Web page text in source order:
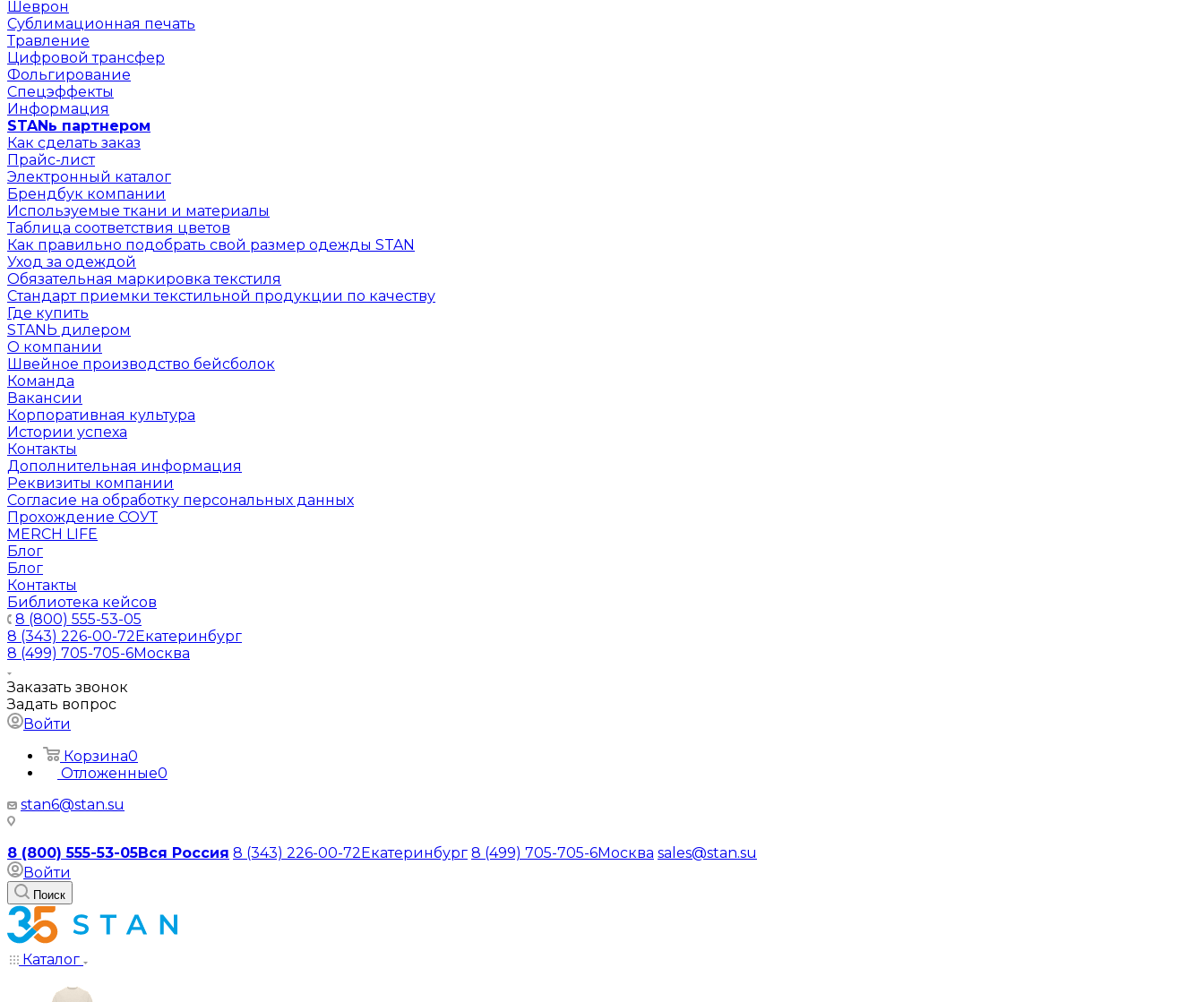
Шеврон
Сублимационная печать
Травление
Цифровой трансфер
Фольгирование
Спецэффекты
Информация
STANь партнером
Как сделать заказ
Прайс-лист
Электронный каталог
Брендбук компании
Используемые ткани и материалы
Таблица соответствия цветов
Как правильно подобрать свой размер одежды STAN
Уход за одеждой
Обязательная маркировка текстиля
Стандарт приемки текстильной продукции по качеству
Где купить
STANЬ дилером
О компании
Швейное производство бейсболок
Команда
Вакансии
Корпоративная культура
Истории успеха
Контакты
Дополнительная информация
Реквизиты компании
Согласие на обработку персональных данных
Прохождение СОУТ
MERCH LIFE
Блог
Блог
Контакты
Библиотека кейсов
8 (800) 555-53-05
8 (343) 226-00-72Екатеринбург
8 (499) 705-705-6Москва
Заказать звонок
Задать вопрос
Войти
Корзина0
Отложенные0
stan6@stan.su
8 (800) 555-53-05Вся Россия 8 (343) 226-00-72Екатеринбург 8 (499) 705-705-6Москва sales@stan.su
Войти
Поиск
Каталог